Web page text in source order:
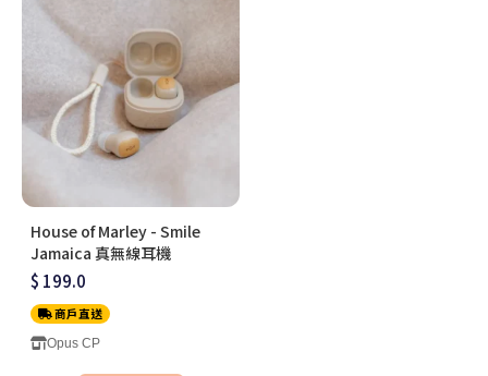
House of Marley - Smile
Jamaica 真無線耳機
$ 199.0
商戶直送
Opus CP